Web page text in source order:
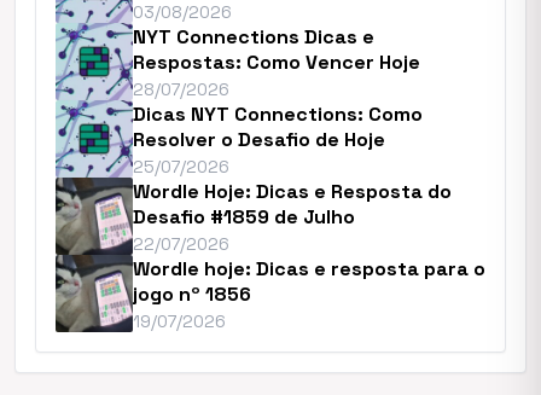
03/08/2026
NYT Connections Dicas e
Respostas: Como Vencer Hoje
28/07/2026
Dicas NYT Connections: Como
Resolver o Desafio de Hoje
25/07/2026
Wordle Hoje: Dicas e Resposta do
Desafio #1859 de Julho
22/07/2026
Wordle hoje: Dicas e resposta para o
jogo nº 1856
19/07/2026